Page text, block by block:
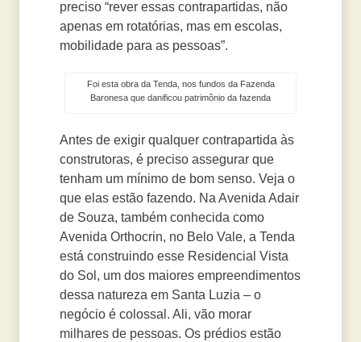
preciso “rever essas contrapartidas, não
apenas em rotatórias, mas em escolas,
mobilidade para as pessoas”.
Foi esta obra da Tenda, nos fundos da Fazenda
Baronesa que danificou patrimônio da fazenda
Antes de exigir qualquer contrapartida às
construtoras, é preciso assegurar que
tenham um mínimo de bom senso. Veja o
que elas estão fazendo. Na Avenida Adair
de Souza, também conhecida como
Avenida Orthocrin, no Belo Vale, a Tenda
está construindo esse Residencial Vista
do Sol, um dos maiores empreendimentos
dessa natureza em Santa Luzia – o
negócio é colossal. Ali, vão morar
milhares de pessoas. Os prédios estão